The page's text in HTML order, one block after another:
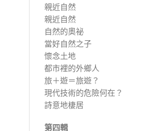
親近自然
親近自然
自然的奧祕
當好自然之子
懷念土地
都市裡的外鄉人
旅＋遊＝旅遊？
現代技術的危險何在？
詩意地棲居
第四輯